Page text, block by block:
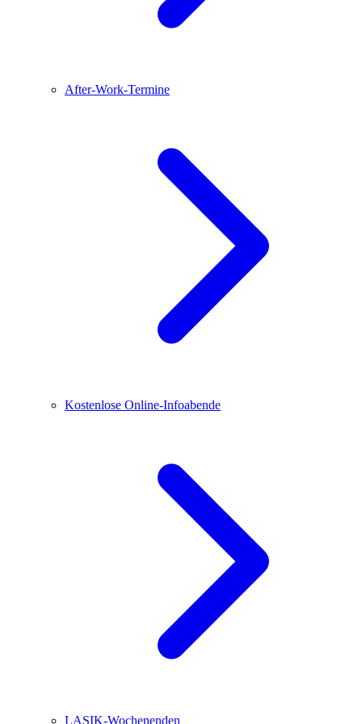
After-Work-Termine
Kostenlose Online-Infoabende
LASIK-Wochenenden